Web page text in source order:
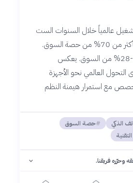
عالمياً خلال السنوات الست
الماضية، حيث حقق أندرويد نمواً مستمراً ليصبح الأكثر هيمنة بأكثر من 70% من حصة السوق.
شهد نظام iOS نمواً ثابتاً لكن محدوداً، محافظاً على حوالي 26-28% من السوق. يعكس
العالمي نحو الأجهزة
نسبي في الحصص مع استمرار هيمنة النظم
الذكي
حصة السوق
وحرّره فريقنا.